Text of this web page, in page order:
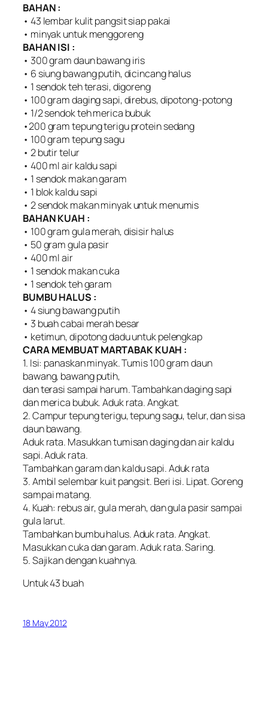
BAHAN :
• 43 lembar kulit pangsit siap pakai
• minyak untuk menggoreng
BAHAN ISI :
• 300 gram daun bawang iris
• 6 siung bawang putih, dicincang halus
• 1 sendok teh terasi, digoreng
• 100 gram daging sapi, direbus, dipotong-potong
• 1/2 sendok teh merica bubuk
•200 gram tepung terigu protein sedang
• 100 gram tepung sagu
• 2 butir telur
• 400 ml air kaldu sapi
• 1 sendok makan garam
• 1 blok kaldu sapi
• 2 sendok makan minyak untuk menumis
BAHAN KUAH :
• 100 gram gula merah, disisir halus
• 50 gram gula pasir
• 400 ml air
• 1 sendok makan cuka
• 1 sendok teh garam
BUMBU HALUS :
• 4 siung bawang putih
• 3 buah cabai merah besar
• ketimun, dipotong dadu untuk pelengkap
CARA MEMBUAT MARTABAK KUAH :
1. Isi: panaskan minyak. Tumis 100 gram daun
bawang, bawang putih,
dan terasi sampai harum. Tambahkan daging sapi
dan merica bubuk. Aduk rata. Angkat.
2. Campur tepung terigu, tepung sagu, telur, dan sisa
daun bawang.
Aduk rata. Masukkan tumisan daging dan air kaldu
sapi. Aduk rata.
Tambahkan garam dan kaldu sapi. Aduk rata
3. Ambil selembar kuit pangsit. Beri isi. Lipat. Goreng
sampai matang.
4. Kuah: rebus air, gula merah, dan gula pasir sampai
gula larut.
Tambahkan bumbu halus. Aduk rata. Angkat.
Masukkan cuka dan garam. Aduk rata. Saring.
5. Sajikan dengan kuahnya.
Untuk 43 buah
18 May 2012